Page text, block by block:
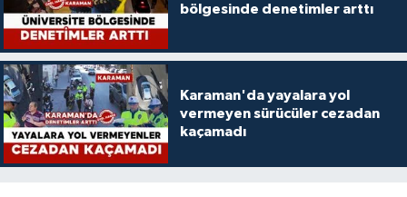
bölgesinde denetimler arttı
Karaman'da yayalara yol
vermeyen sürücüler cezadan
kaçamadı